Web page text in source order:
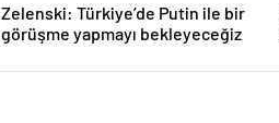
Zelenski: Türkiye’de Putin ile bir
görüşme yapmayı bekleyeceğiz